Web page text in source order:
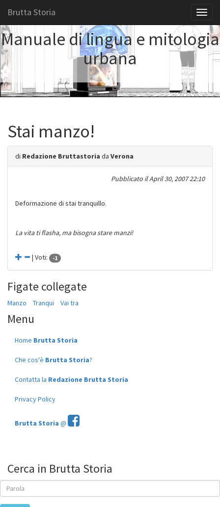
Brutta Storia
Manuale di lingua e mitologia
urbana
Stai manzo!
di Redazione Bruttastoria da Verona
Pubblicato ilApril 30, 2007 22:10
Deformazione di stai tranquillo.
La vita ti flasha, ma bisogna stare manzi!
| Voti: -1
Figate collegate
Manzo Tranqui Vai tra
Menu
Home Brutta Storia
Che cos'è Brutta Storia?
Contatta la Redazione Brutta Storia
Privacy Policy
Brutta Storia @
Cerca in Brutta Storia